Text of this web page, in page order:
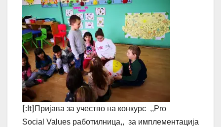
[:lt] Пријава за учество на конкурс ,,Pro
Social Values работилница,, за имплементација